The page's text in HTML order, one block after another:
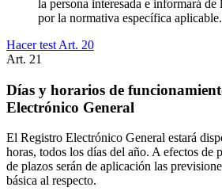
la persona interesada e informará
por la normativa específica aplicable.
Hacer test Art. 20
Art. 21
Días y horarios de
Electrónico General
El Registro Electrónico General estará
horas, todos los días del año. A efectos de
de plazos serán de aplicación las
básica al respecto.